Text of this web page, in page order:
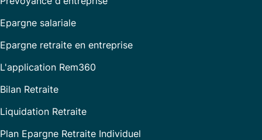
Epargne salariale
Epargne retraite en entreprise
L'application Rem360
Bilan Retraite
Liquidation Retraite
Plan Epargne Retraite Individuel